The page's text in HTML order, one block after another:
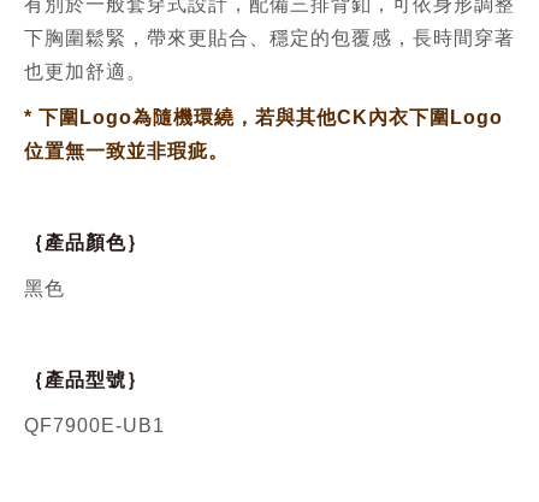
有別於一般套穿式設計，配備三排背釦，可依身形調整
下胸圍鬆緊，帶來更貼合、穩定的包覆感，長時間穿著
也更加舒適。
* 下圍Logo為隨機環繞，若與其他CK內衣下圍Logo
位置無一致並非瑕疵。
｛產品顏色｝
黑色
｛產品型號｝
QF7900E-UB1